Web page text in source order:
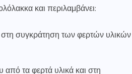
και περιλαμβάνει:
συγκράτηση των φερτών υλικών
τα φερτά υλικά και στη